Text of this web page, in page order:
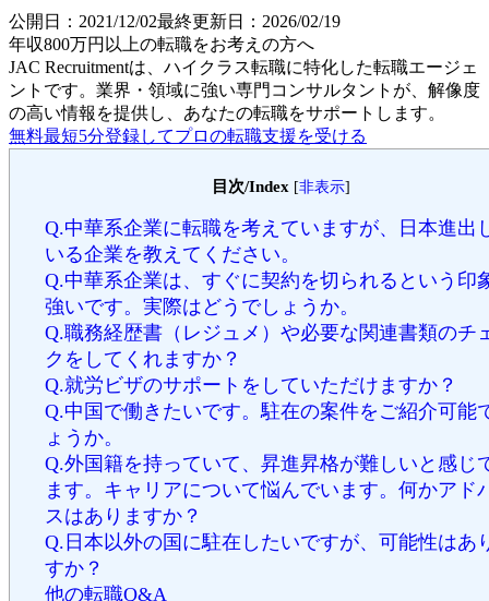
公開日： 2021/12/02最終更新日： 2026/02/19
年収800万円以上の転職をお考えの方へ
JAC Recruitmentは、ハイクラス転職に特化した転職エージェ
ントです。 業界・領域に強い専門コンサルタントが、解像度
の高い情報を提供し、あなたの転職をサポートします。
無料最短5分登録してプロの転職支援を受ける
目次/Index [非表示]
Q.中華系企業に転職を考えていますが、日本進出
いる企業を教えてください。
Q.中華系企業は、すぐに契約を切られるという印
強いです。実際はどうでしょうか。
Q.職務経歴書（レジュメ）や必要な関連書類のチ
クをしてくれますか？
Q.就労ビザのサポートをしていただけますか？
Q.中国で働きたいです。駐在の案件をご紹介可能
ょうか。
Q.外国籍を持っていて、昇進昇格が難しいと感じ
ます。キャリアについて悩んでいます。何かアド
スはありますか？
Q.日本以外の国に駐在したいですが、可能性はあ
すか？
他の転職Q&A